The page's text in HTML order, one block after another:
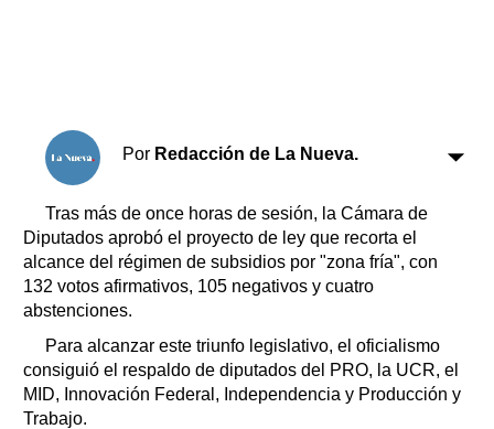
Por Redacción de La Nueva.
Tras más de once horas de sesión, la Cámara de
Diputados aprobó el proyecto de ley que recorta el
alcance del régimen de subsidios por "zona fría", con
132 votos afirmativos, 105 negativos y cuatro
abstenciones.
Para alcanzar este triunfo legislativo, el oficialismo
consiguió el respaldo de diputados del PRO, la UCR, el
MID, Innovación Federal, Independencia y Producción y
Trabajo.